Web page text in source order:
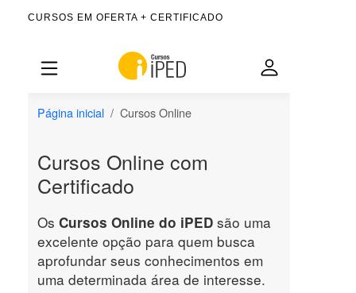
CURSOS EM OFERTA + CERTIFICADO